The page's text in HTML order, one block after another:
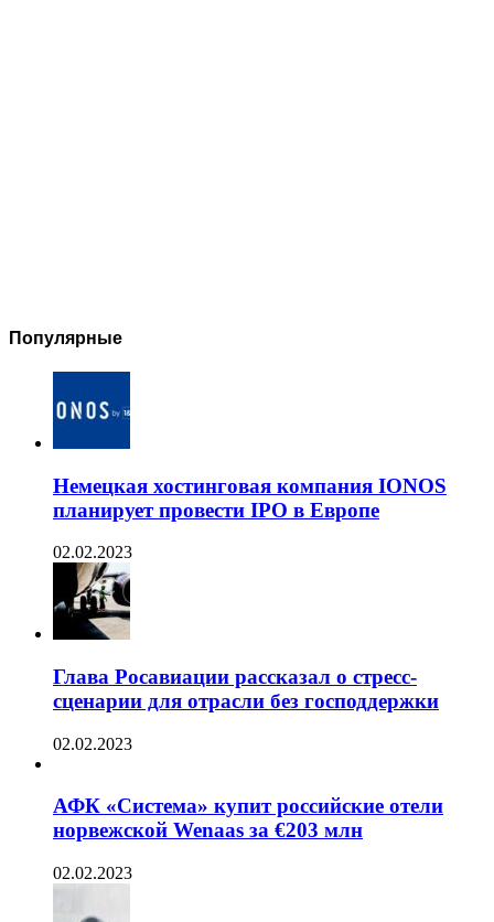
Популярные
Немецкая хостинговая компания IONOS
планирует провести IPO в Европе
02.02.2023
Глава Росавиации рассказал о стресс-
сценарии для отрасли без господдержки
02.02.2023
АФК «Система» купит российские отели
норвежской Wenaas за €203 млн
02.02.2023